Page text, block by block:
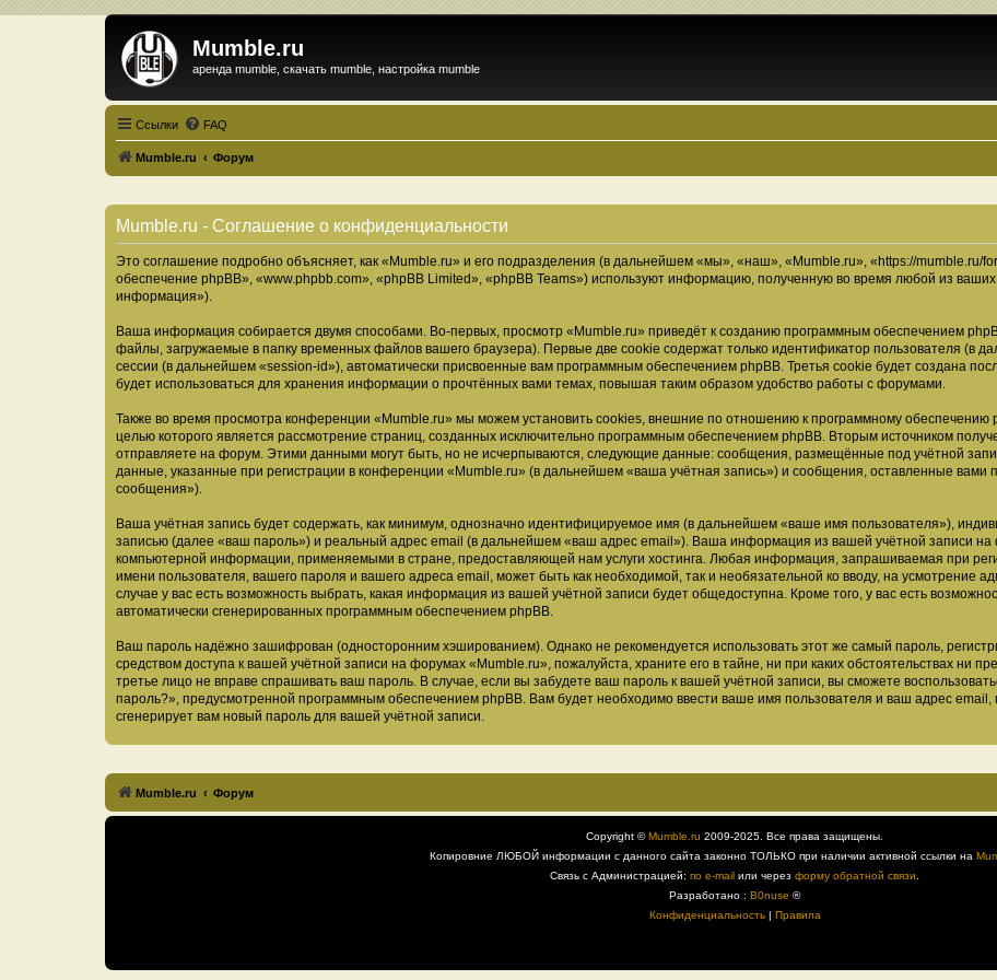
Mumble.ru
аренда mumble, скачать mumble, настройка mumble
Ссылки FAQ
Mumble.ru Форум
Mumble.ru - Соглашение о конфиденциальности
Это соглашение подробно объясняет, как «Mumble.ru» и его подразделения (в дальнейшем «мы», «наш», «Mumble.ru», «https://mumble.ru/
обеспечение phpBB», «www.phpbb.com», «phpBB Limited», «phpBB Teams») используют информацию, полученную во время любой из
информация»).
Ваша информация собирается двумя способами. Во-первых, просмотр «Mumble.ru» приведёт к созданию программным обеспечением
файлы, загружаемые в папку временных файлов вашего браузера). Первые две cookie содержат только идентификатор пользователя (в
сессии (в дальнейшем «session-id»), автоматически присвоенные вам программным обеспечением phpBB. Третья cookie будет создана
будет использоваться для хранения информации о прочтённых вами темах, повышая таким образом удобство работы с форумами.
Также во время просмотра конференции «Mumble.ru» мы можем установить cookies, внешние по отношению к программному обеспечению
целью которого является рассмотрение страниц, созданных исключительно программным обеспечением phpBB. Вторым источником
отправляете на форум. Этими данными могут быть, но не исчерпываются, следующие данные: сообщения, размещённые под учётной
данные, указанные при регистрации в конференции «Mumble.ru» (в дальнейшем «ваша учётная запись») и сообщения, оставленные вами
сообщения»).
Ваша учётная запись будет содержать, как минимум, однозначно идентифицируемое имя (в дальнейшем «ваше имя пользователя»),
записью (далее «ваш пароль») и реальный адрес email (в дальнейшем «ваш адрес email»). Ваша информация из вашей учётной записи
компьютерной информации, применяемыми в стране, предоставляющей нам услуги хостинга. Любая информация, запрашиваемая при
имени пользователя, вашего пароля и вашего адреса email, может быть как необходимой, так и необязательной ко вводу, на усмотрение
случае у вас есть возможность выбрать, какая информация из вашей учётной записи будет общедоступна. Кроме того, у вас есть
автоматически сгенерированных программным обеспечением phpBB.
Ваш пароль надёжно зашифрован (односторонним хэшированием). Однако не рекомендуется использовать этот же самый пароль,
средством доступа к вашей учётной записи на форумах «Mumble.ru», пожалуйста, храните его в тайне, ни при каких обстоятельствах ни
третье лицо не вправе спрашивать ваш пароль. В случае, если вы забудете ваш пароль к вашей учётной записи, вы сможете
пароль?», предусмотренной программным обеспечением phpBB. Вам будет необходимо ввести ваше имя пользователя и ваш адрес email,
сгенерирует вам новый пароль для вашей учётной записи.
Mumble.ru Форум
Copyright ©Mumble.ru 2009-2025. Все права защищены.
Копировние ЛЮБОЙ информации с данного сайта законно ТОЛЬКО при наличии активной ссылки на
Связь с Администрацией: по e-mail или через форму обратной связи
Разработано : B0nuse ®
Конфиденциальность| Правила